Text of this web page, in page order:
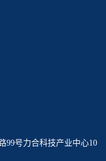
99号力合科技产业中心10